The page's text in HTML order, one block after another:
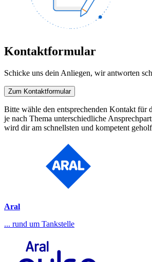
Kontaktformular
Schicke uns dein Anliegen, wir antworten
Zum Kontaktformular
Bitte wähle den entsprechenden Kontakt für
je nach Thema unterschiedliche
wird dir am schnellsten und kompetent
Aral
... rund um Tankstelle